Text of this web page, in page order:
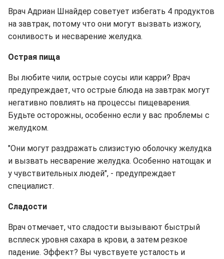
Врач Адриан Шнайдер советует избегать 4 продуктов
на завтрак, потому что они могут вызвать изжогу,
сонливость и несварение желудка.
Острая пища
Вы любите чили, острые соусы или карри? Врач
предупреждает, что острые блюда на завтрак могут
негативно повлиять на процессы пищеварения.
Будьте осторожны, особенно если у вас проблемы с
желудком.
"Они могут раздражать слизистую оболочку желудка
и вызвать несварение желудка. Особенно натощак и
у чувствительных людей", - предупреждает
специалист.
Сладости
Врач отмечает, что сладости вызывают быстрый
всплеск уровня сахара в крови, а затем резкое
падение. Эффект? Вы чувствуете усталость и